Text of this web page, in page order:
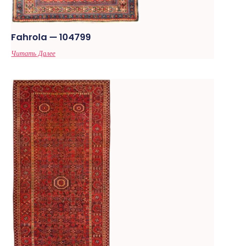
Fahrola — 104799
Читать Далее